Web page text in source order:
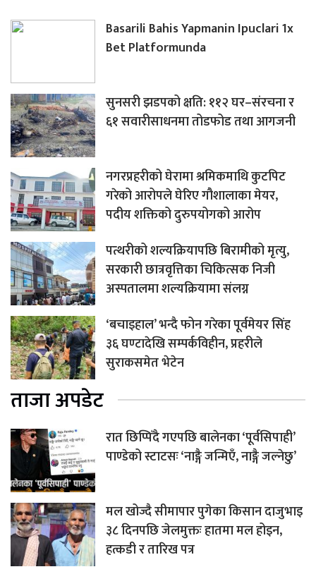
Basarili Bahis Yapmanin Ipuclari 1x
Bet Platformunda
सुनसरी झडपको क्षति: ११२ घर–संरचना र
६१ सवारीसाधनमा तोडफोड तथा आगजनी
नगरप्रहरीको घेरामा श्रमिकमाथि कुटपिट
गरेको आरोपले घेरिए गौशालाका मेयर,
पदीय शक्तिको दुरुपयोगको आरोप
पत्थरीको शल्यक्रियापछि बिरामीको मृत्यु,
सरकारी छात्रवृत्तिका चिकित्सक निजी
अस्पतालमा शल्यक्रियामा संलग्न
‘बचाइहाल’ भन्दै फोन गरेका पूर्वमेयर सिंह
३६ घण्टादेखि सम्पर्कविहीन, प्रहरीले
सुराकसमेत भेटेन
ताजा अपडेट
रात छिप्पिँदै गएपछि बालेनका ‘पूर्वसिपाही’
पाण्डेको स्टाटसः ‘नाङ्गै जन्मिएँ, नाङ्गै जल्नेछु’
मल खोज्दै सीमापार पुगेका किसान दाजुभाइ
३८ दिनपछि जेलमुक्तः हातमा मल होइन,
हत्कडी र तारिख पत्र